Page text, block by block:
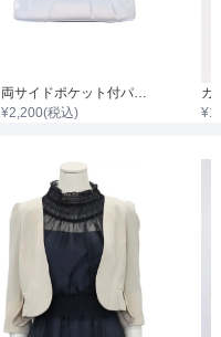
両サイドポケット付パールビジュタック入りサテンバッグ
¥2,200(税込) ¥